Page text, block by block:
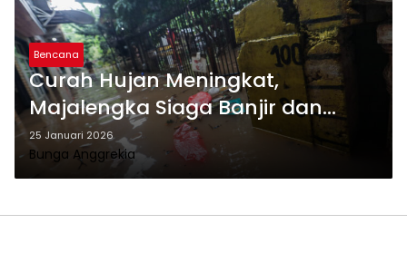
Bencana
Curah Hujan Meningkat,
Majalengka Siaga Banjir dan
Longsor Akhir Januari
25 Januari 2026
Bunga Anggrekia